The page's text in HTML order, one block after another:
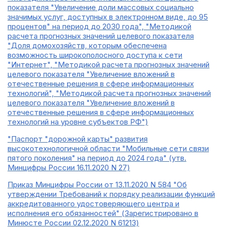
показателя "Увеличение доли массовых социально
значимых услуг, доступных в электронном виде, до 95
процентов" на период до 2030 года", "Методикой
расчета прогнозных значений целевого показателя
"Доля домохозяйств, которым обеспечена
возможность широкополосного доступа к сети
"Интернет", "Методикой расчета прогнозных значений
целевого показателя "Увеличение вложений в
отечественные решения в сфере информационных
технологий", "Методикой расчета прогнозных значений
целевого показателя "Увеличение вложений в
отечественные решения в сфере информационных
технологий на уровне субъектов РФ")
"Паспорт "дорожной карты" развития
высокотехнологичной области "Мобильные сети связи
пятого поколения" на период до 2024 года" (утв.
Минцифры России 16.11.2020 N 27)
Приказ Минцифры России от 13.11.2020 N 584 "Об
утверждении Требований к порядку реализации функций
аккредитованного удостоверяющего центра и
исполнения его обязанностей" (Зарегистрировано в
Минюсте России 02.12.2020 N 61213)